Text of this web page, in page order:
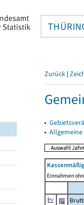
Zurück |
▸
▸
Einnahmen